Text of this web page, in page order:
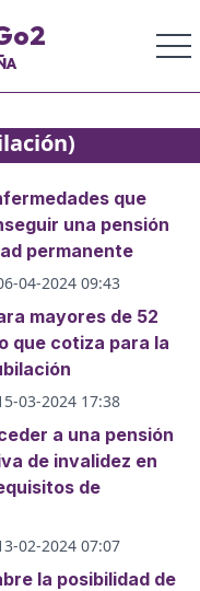
que
una pensión
permanente
04-2024 09:43
mayores de 52
que cotiza para la
03-2024 17:38
a una pensión
de invalidez en
de
02-2024 07:07
la posibilidad de